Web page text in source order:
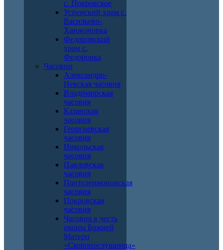
с. Покровское
Успенский храм с.
Васильево-
Ханжоновка
Федоровский
храм с.
Федоровка
Часовни
Александро-
Невская часовня
Владимирская
часовня
Казанская
часовня
Георгиевская
часовня
Никольская
часовня
Павловская
часовня
Пантелеимоновская
часовня
Покровская
часовня
Часовня в честь
иконы Божией
Матери
«Скоропослушница»